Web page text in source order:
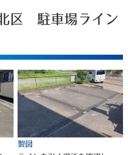
区 駐車場ライン
製図